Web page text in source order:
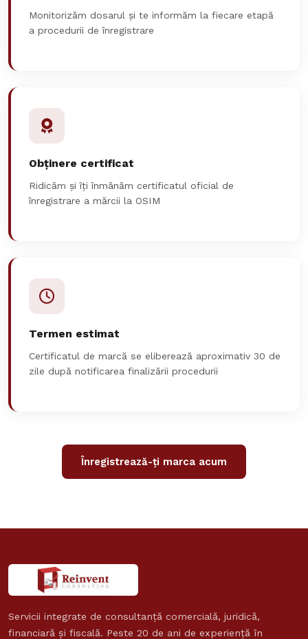
Monitorizăm dosarul și te informăm la fiecare etapă
a procedurii de înregistrare
Obținere certificat
Ridicăm și îți înmânăm certificatul oficial de
înregistrare a mărcii la OSIM
Termen estimat
Certificatul de marcă se eliberează aproximativ 30 de
zile după notificarea finalizării procedurii
Înregistrează-ți marca acum
Servicii integrate de consultanță comercială, juridică,
financiară și fiscală. Peste 20 de ani de experiență în